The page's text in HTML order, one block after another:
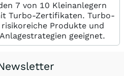
7 von 10 Kleinanlegern
Turbo-Zertifikaten. Turbo-
Produkte und
geeignet.